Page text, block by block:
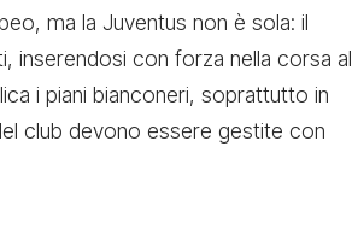
ma la Juventus non è sola: il
inserendosi con forza nella corsa al
i piani bianconeri, soprattutto in
club devono essere gestite con